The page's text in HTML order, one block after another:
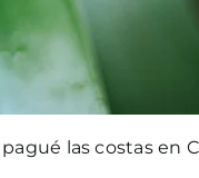
las costas en